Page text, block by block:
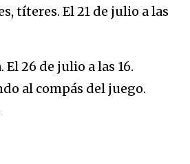
títeres. El 21 de julio a las
26 de julio a las 16.
al compás del juego.